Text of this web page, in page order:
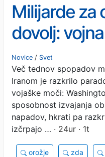
Milijarde za
dovolj:
razkriva
moči
Novice / Svet
Več tednov spopadov
Iranom je razkrilo
vojaške moči:
sposobnost izvajanja
napadov, hkrati pa
izčrpajo … · 24ur · 1t
orožje zda